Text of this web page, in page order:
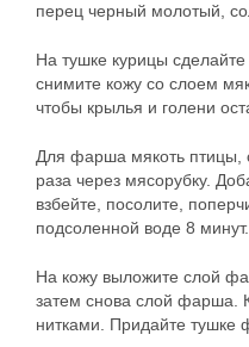
перец черный молотый,
На тушке курицы
снимите кожу со слоем
чтобы крылья и голени
Для фарша мякоть птицы,
раза через мясорубку.
взбейте, посолите,
подсоленной воде 8 минут.
На кожу выложите слой
затем снова слой фарша.
нитками. Придайте тушке